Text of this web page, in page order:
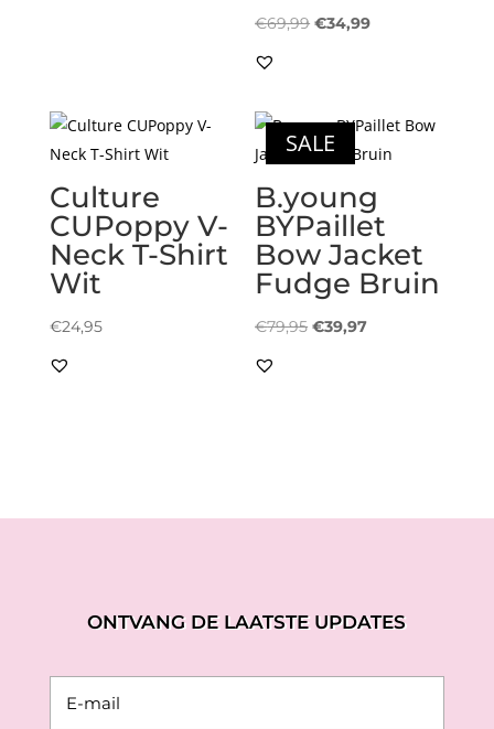
€69,99 Oorspronkelijke
€34,99Huidige
Culture
CUPoppy V-
Neck T-Shirt
Wit
€24,95
SALE
B.young
BYPaillet
Bow Jacket
Fudge Bruin
€79,95 Oorspronkelijke
€39,97Huidige
ONTVANG DE LAATSTE UPDATES